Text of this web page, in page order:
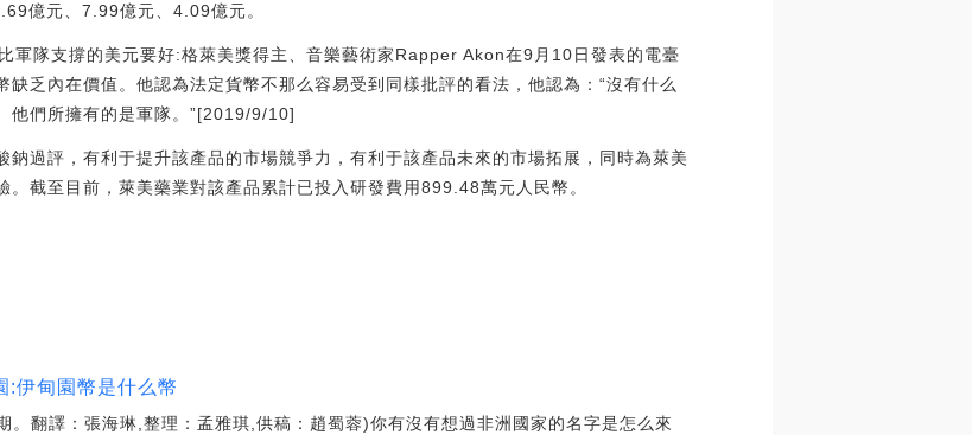
億元、7.99億元、4.09億元。
軍隊支撐的美元要好:格萊美獎得主、音樂藝術家Rapper Akon在9月10日發表的電臺
乏內在價值。他認為法定貨幣不那么容易受到同樣批評的看法，他認為：“沒有什么
他們所擁有的是軍隊。”[2019/9/10]
過評，有利于提升該產品的市場競爭力，有利于該產品未來的市場拓展，同時為萊美
截至目前，萊美藥業對該產品累計已投入研發費用899.48萬元人民幣。
:伊甸園幣是什么幣
翻譯：張海琳,整理：孟雅琪,供稿：趙蜀蓉)你有沒有想過非洲國家的名字是怎么來